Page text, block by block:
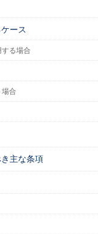
ース
る場合
合
主な条項